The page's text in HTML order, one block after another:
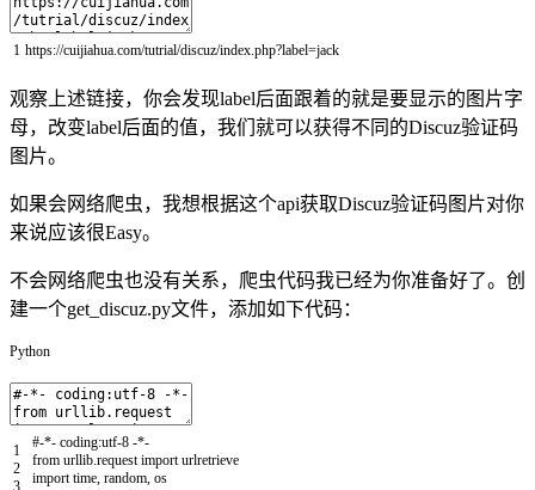
1 https://cuijiahua com/tutrial/discuz/index php?label=jack
观察上述链接，你会发现label后面跟着的就是要显示的图片字
母，改变label后面的值，我们就可以获得不同的Discuz验证码
图片。
如果会网络爬虫，我想根据这个api获取Discuz验证码图片对你
来说应该很Easy。
不会网络爬虫也没有关系，爬虫代码我已经为你准备好了。创
建一个get_discuz.py文件，添加如下代码：
Python
1
2
3
#-*- coding:utf-8 -*-
from urllib request import urlretrieve
import time random os